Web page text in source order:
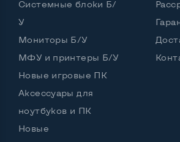
Интерфейс подключения Display
Нет
Остальные возможности:
Блок питания
Системные блоки Б/
У
Мониторы Б/У
МФУ и принтеры Б/У
Новые игровые ПК
Аксессуары для
ноутбуков и ПК
Новые